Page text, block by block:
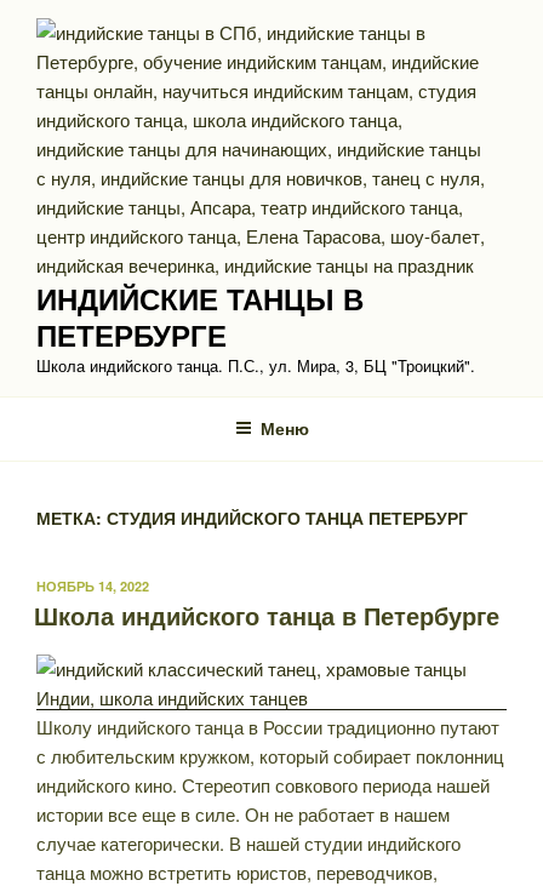
Перейти
содержимому
ИНДИЙСКИЕ ТАНЦЫ В
ПЕТЕРБУРГЕ
Школа индийского танца. П.С., ул. Мира, 3, БЦ "Троицкий".
Меню
МЕТКА: СТУДИЯ ИНДИЙСКОГО ТАНЦА ПЕТЕРБУРГ
ОПУБЛИКОВАНО
НОЯБРЬ 14, 2022
Школа индийского танца в Петербурге
Школу индийского танца в России традиционно путают
с любительским кружком, который собирает поклонниц
индийского кино. Стереотип совкового периода нашей
истории все еще в силе. Он не работает в нашем
случае категорически. В нашей студии индийского
танца можно встретить юристов, переводчиков,